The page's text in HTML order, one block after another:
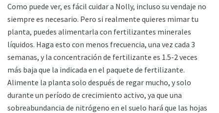
Como puede ver, es fácil cuidar a Nolly, incluso su vendaje no
siempre es necesario. Pero si realmente quieres mimar tu
planta, puedes alimentarla con fertilizantes minerales
líquidos. Haga esto con menos frecuencia, una vez cada 3
semanas, y la concentración de fertilizante es 1.5-2 veces
más baja que la indicada en el paquete de fertilizante.
Alimente la planta solo después de regar mucho, y solo
durante un período de crecimiento activo, ya que una
sobreabundancia de nitrógeno en el suelo hará que las hojas